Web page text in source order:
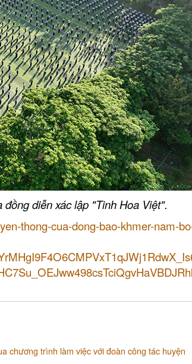
diễn xác lập "Tinh Hoa Việt".
thong-cua-dong-bao-khmer-nam-
chương trình làm việc với đoàn công tác huyện